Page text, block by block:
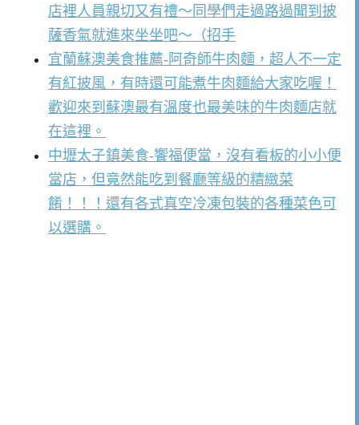
店裡人員親切又有禮～同學們走過路過聞到披
薩香氣就進來坐坐吧～（招手
宜蘭蘇澳美食推薦-阿奇師牛肉麵，超人不一定
有紅披風，有時還可能煮牛肉麵給大家吃喔！
歡迎來到蘇澳最有溫度也最美味的牛肉麵店就
在這裡。
中壢太子鎮美食-饗福便當，沒有看板的小小便
當店，但竟然能吃到餐廳等級的精緻菜
餚！！！還有各式真空冷凍包裝的各種菜色可
以選購。